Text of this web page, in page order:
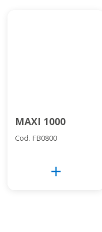
MAXI 1000
Cod. FB0800
add